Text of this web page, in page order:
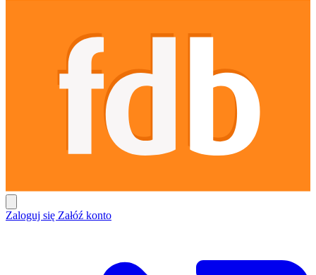
Zaloguj się Załóź konto